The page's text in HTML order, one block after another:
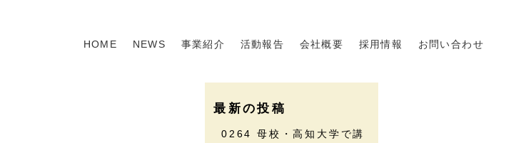
HOME NEWS 事業紹介 活動報告 会社概要 採用情報 お問い合わせ
最新の投稿
0264 母校・高知大学で講